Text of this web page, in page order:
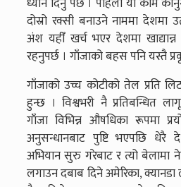
दोस्रो रक्सी बनाउने नाममा देशमा
अंश यहीँ खर्च भएर देशमा
रहनुपर्छ । गाँजाको बहस पनि यस्तै
गाँजाको उच्च कोटीको तेल प्रति
हुन्छ । विश्वभरी नै प्रतिबन्धित
गाँजा विभिन्न औषधिका रूपमा
अनुसन्धानबाट पुष्टि भएपछि धेरै
अभियान सुरु गरेबाट र त्यो बेलामा
लगाउन दबाब दिने अमेरिका,